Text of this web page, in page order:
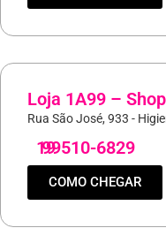
Loja 1A99 –
Rua São José, 933 -
19
99510-6829
COMO CHEGAR